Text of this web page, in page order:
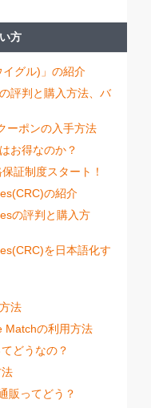
方
グル)」の紹介
評判と購入方法、バ
ーポンの入手方法
お得なのか？
証制度スタート！
の紹介
の評判と購入方
を日本語化す
法
Matchの利用方法
どうなの？
販ってどう？